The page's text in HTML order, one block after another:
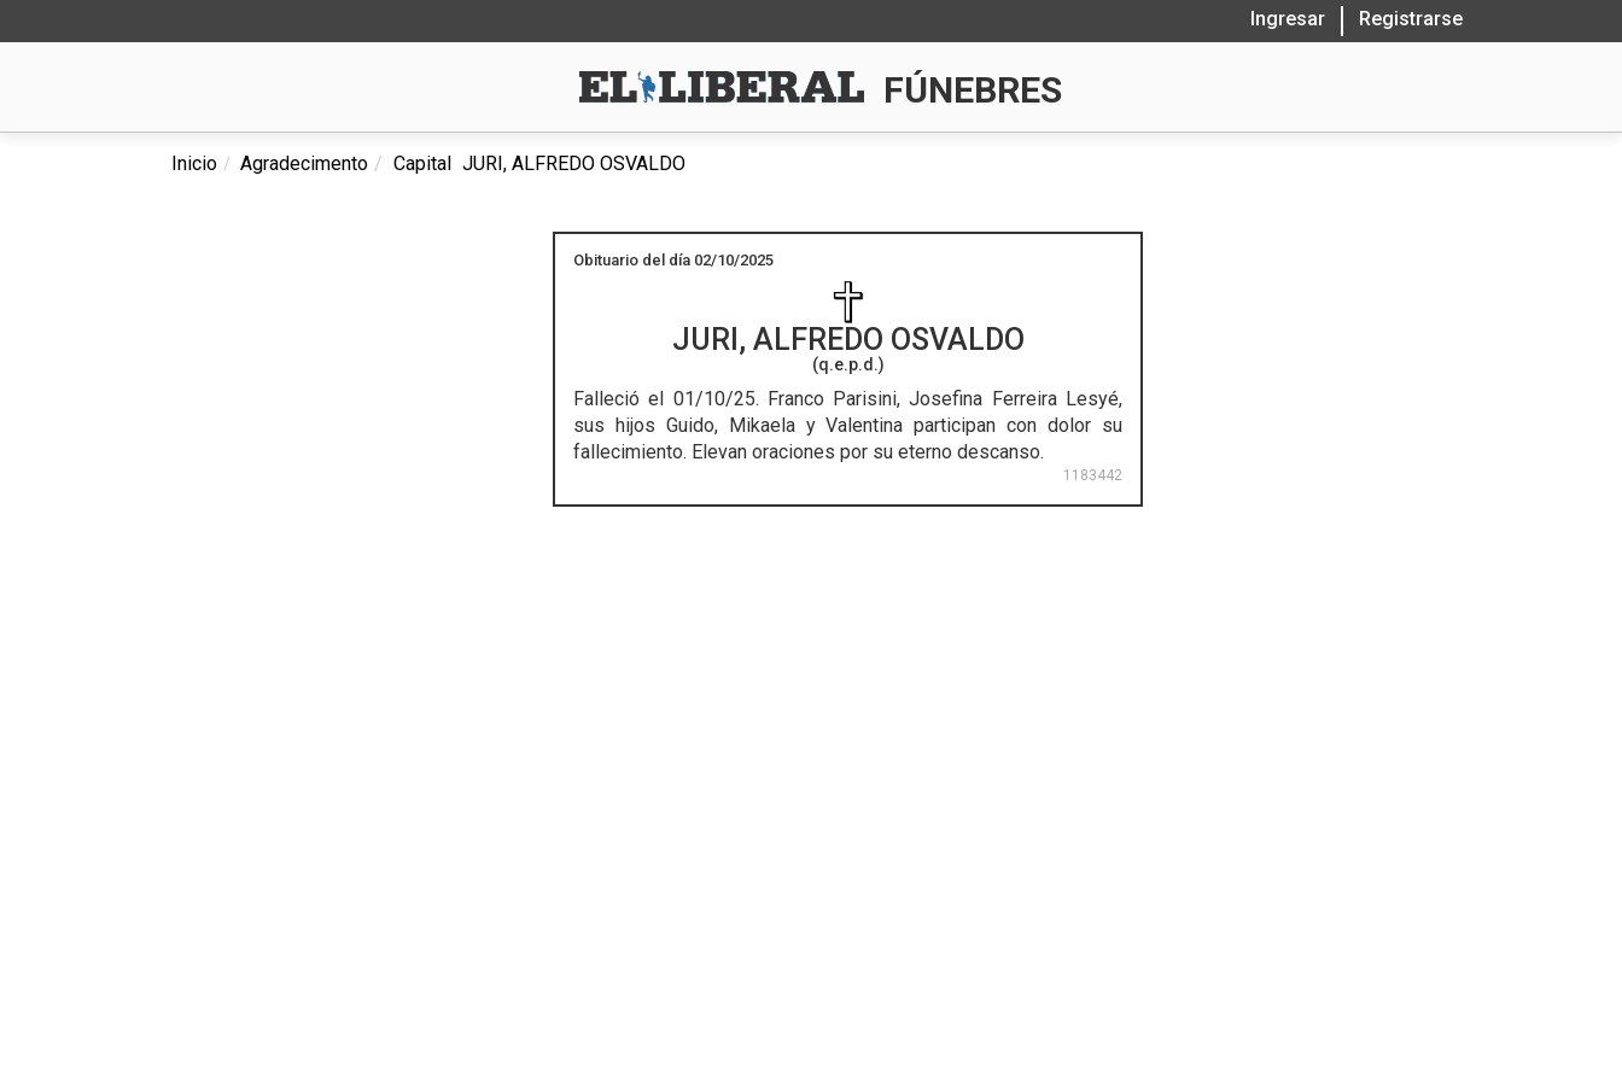
Ingresar Registrarse
FÚNEBRES
Inicio Agradecimento Capital JURI, ALFREDO OSVALDO
Obituario del día 02/10/2025
JURI, ALFREDO OSVALDO
(q.e.p.d.)
Falleció el 01/10/25. Franco Parisini, Josefina Ferreira Lesyé,
sus hijos Guido, Mikaela y Valentina participan con dolor su
fallecimiento. Elevan oraciones por su eterno descanso.
1183442